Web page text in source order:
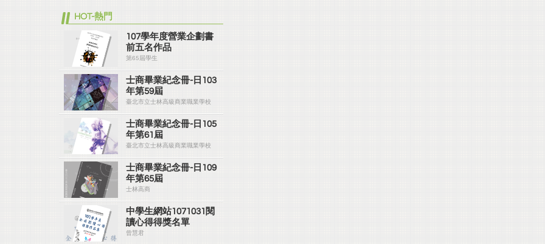
HOT-熱門
107學年度營業企劃書
前五名作品
第65屆學生
士商畢業紀念冊-日103
年第59屆
臺北市立士林高級商業職業學校
士商畢業紀念冊-日105
年第61屆
臺北市立士林高級商業職業學校
士商畢業紀念冊-日109
年第65屆
士林高商
中學生網站1071031閱
讀心得得獎名單
曾慧君